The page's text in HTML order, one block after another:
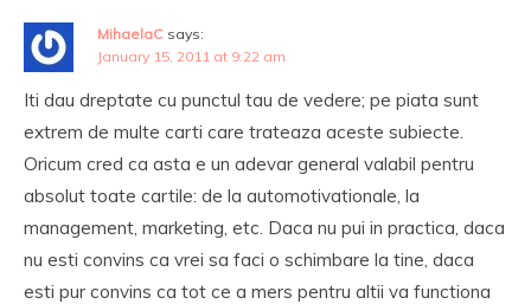
MihaelaC says:
January 15, 2011 at 9:22 am
Iti dau dreptate cu punctul tau de vedere; pe piata sunt
extrem de multe carti care trateaza aceste subiecte.
Oricum cred ca asta e un adevar general valabil pentru
absolut toate cartile: de la automotivationale, la
management, marketing, etc. Daca nu pui in practica, daca
nu esti convins ca vrei sa faci o schimbare la tine, daca
esti pur convins ca tot ce a mers pentru altii va functiona